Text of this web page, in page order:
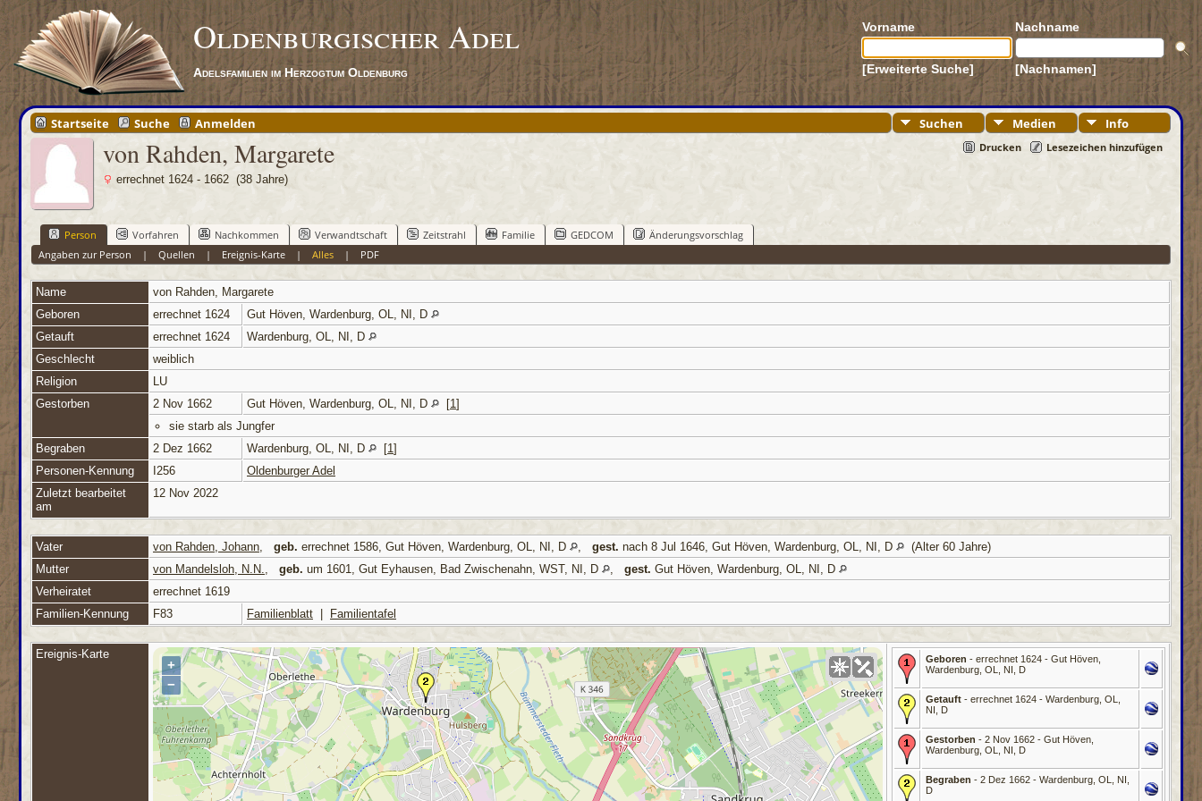
Oldenburgischer Adel
Adelsfamilien im Herzogtum Oldenburg
Vorname Nachname
[Erweiterte Suche] [Nachnamen]
Startseite Suche Anmelden Suchen Medien Info
Drucken Lesezeichen hinzufügen
von Rahden, Margarete
errechnet 1624 - 1662 (38 Jahre)
Person Vorfahren Nachkommen Verwandtschaft Zeitstrahl Familie GEDCOM
Änderungsvorschlag
Angaben zur Person | Quellen | Ereignis-Karte| Alles| PDF
Name von Rahden, Margarete
Geboren
errechnet 1624
Gut Höven, Wardenburg, OL, NI, D
Getauft
errechnet 1624
Wardenburg, OL, NI, D
Geschlecht
weiblich
Religion
LU
Gestorben
2 Nov 1662 Gut Höven, Wardenburg, OL, NI, D [1]
sie starb als Jungfer
Begraben
2 Dez 1662 Wardenburg, OL, NI, D [1]
Personen-Kennung
I256
Oldenburger Adel
Zuletzt bearbeitet
am
12 Nov 2022
Vater von Rahden, Johann, geb. errechnet 1586, Gut Höven, Wardenburg, OL, NI, D , gest. nach 8 Jul 1646, Gut Höven, Wardenburg, OL, NI, D
(Alter 60 Jahre)
Mutter
von Mandelsloh, N.N., geb. um 1601, Gut Eyhausen, Bad Zwischenahn, WST, NI, D , gest. Gut Höven, Wardenburg, OL, NI, D
Verheiratet
errechnet 1619
Familien-Kennung
F83 Familienblatt Familientafel
Ereignis-Karte
+
−
Geboren - errechnet 1624 - Gut Höven,
Wardenburg, OL, NI, D
Getauft - errechnet 1624 - Wardenburg, OL,
NI, D
Gestorben - 2 Nov 1662 - Gut Höven,
Wardenburg, OL, NI, D
Begraben - 2 Dez 1662 - Wardenburg, OL, NI,
D